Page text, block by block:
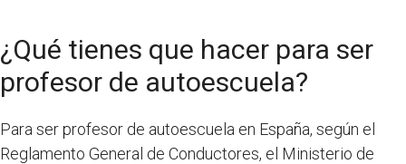
¿Qué tienes que hacer para ser
profesor de autoescuela?
Para ser profesor de autoescuela en España, según el
Reglamento General de Conductores, el Ministerio de